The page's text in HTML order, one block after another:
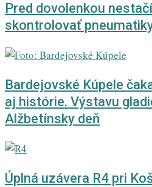
Pred dovolenkou
skontrolovať
Bardejovské Kúpele
aj histórie. Výstavu
Alžbetínsky deň
Úplná uzávera R4 pri